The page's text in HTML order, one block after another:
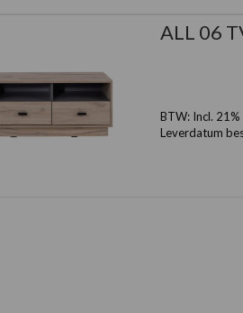
ALL 06
BTW: Incl. 21%
Leverdatum